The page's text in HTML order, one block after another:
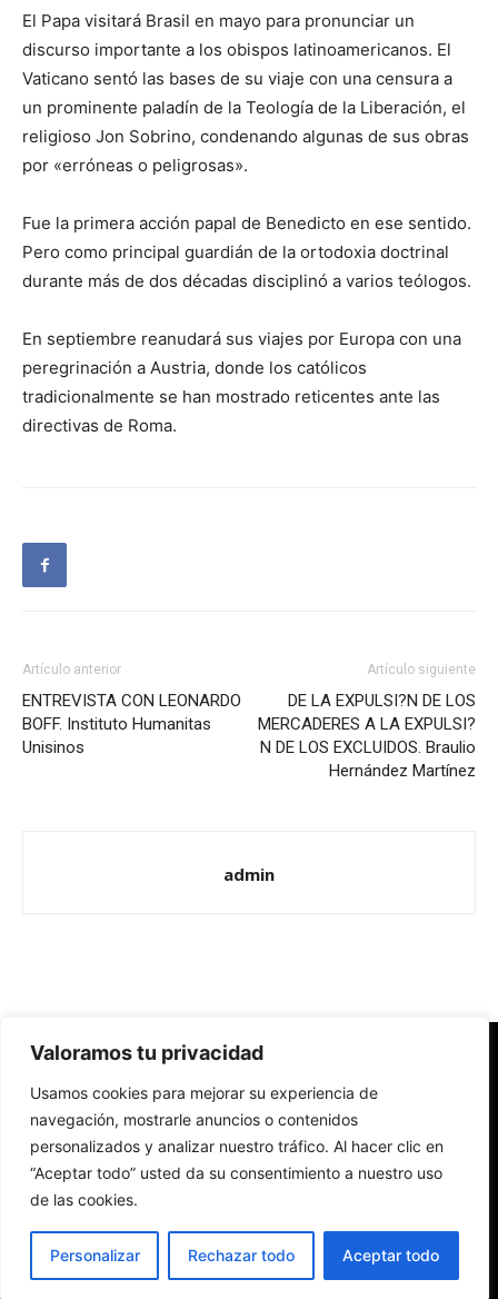
Valoramos tu privacidad
Usamos cookies para mejorar su experiencia de
navegación, mostrarle anuncios o contenidos
personalizados y analizar nuestro tráfico. Al hacer clic en
“Aceptar todo” usted da su consentimiento a nuestro uso
de las cookies.
Personalizar Rechazar todo Aceptar todo
El Papa visitará Brasil en mayo para pronunciar un
discurso importante a los obispos latinoamericanos. El
Vaticano sentó las bases de su viaje con una censura a
un prominente paladín de la Teología de la Liberación, el
religioso Jon Sobrino, condenando algunas de sus obras
por «erróneas o peligrosas».
Fue la primera acción papal de Benedicto en ese sentido.
Pero como principal guardián de la ortodoxia doctrinal
durante más de dos décadas disciplinó a varios teólogos.
En septiembre reanudará sus viajes por Europa con una
peregrinación a Austria, donde los católicos
tradicionalmente se han mostrado reticentes ante las
directivas de Roma.
Artículo anterior
ENTREVISTA CON LEONARDO
BOFF. Instituto Humanitas
Unisinos
Artículo siguiente
DE LA EXPULSI?N DE LOS
MERCADERES A LA EXPULSI?
N DE LOS EXCLUIDOS. Braulio
Hernández Martínez
admin
Redes Cristianas
Una mirada alternativa sobre la Iglesia católica y la sociedad
- Colectivos de Redes Cristianas